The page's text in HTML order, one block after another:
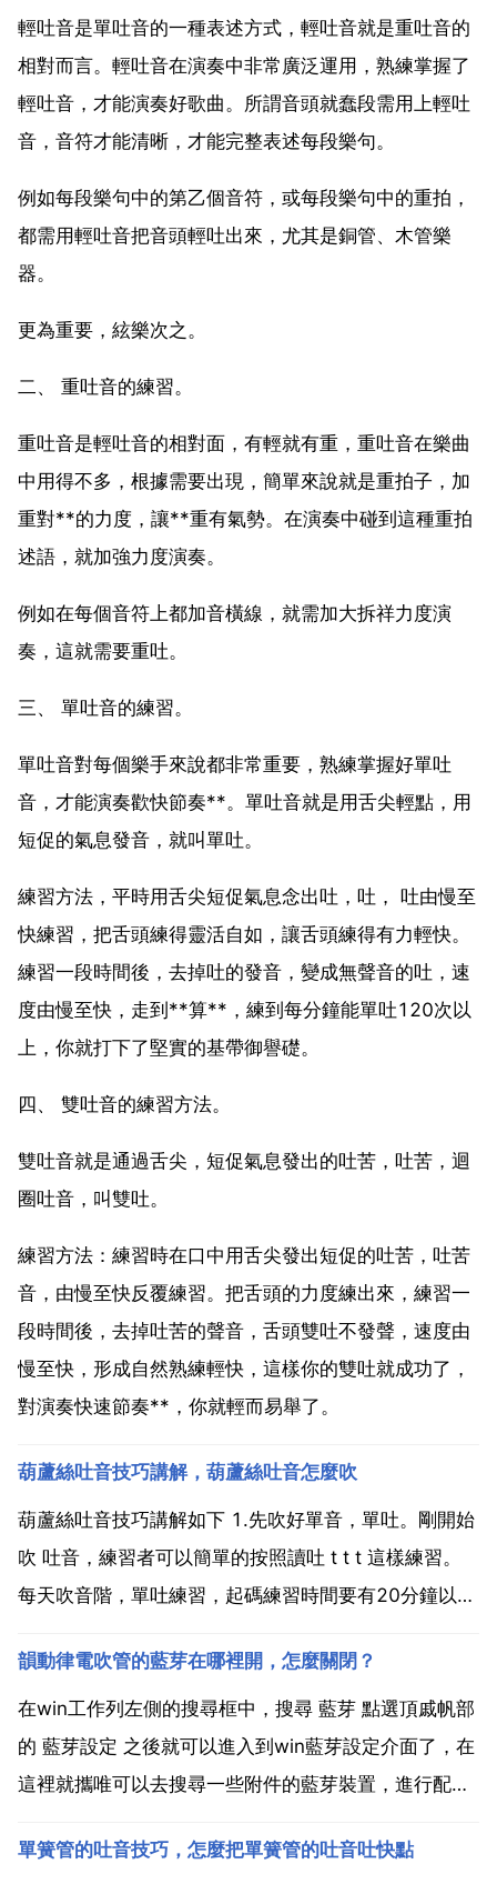
輕吐音是單吐音的一種表述方式，輕吐音就是重吐音的
相對而言。輕吐音在演奏中非常廣泛運用，熟練掌握了
輕吐音，才能演奏好歌曲。所謂音頭就蠢段需用上輕吐
音，音符才能清晰，才能完整表述每段樂句。
例如每段樂句中的第乙個音符，或每段樂句中的重拍，
都需用輕吐音把音頭輕吐出來，尤其是銅管、木管樂
器。
更為重要，絃樂次之。
二、 重吐音的練習。
重吐音是輕吐音的相對面，有輕就有重，重吐音在樂曲
中用得不多，根據需要出現，簡單來說就是重拍子，加
重對**的力度，讓**重有氣勢。在演奏中碰到這種重拍
述語，就加強力度演奏。
例如在每個音符上都加音橫線，就需加大拆祥力度演
奏，這就需要重吐。
三、 單吐音的練習。
單吐音對每個樂手來說都非常重要，熟練掌握好單吐
音，才能演奏歡快節奏**。單吐音就是用舌尖輕點，用
短促的氣息發音，就叫單吐。
練習方法，平時用舌尖短促氣息念出吐，吐， 吐由慢至
快練習，把舌頭練得靈活自如，讓舌頭練得有力輕快。
練習一段時間後，去掉吐的發音，變成無聲音的吐，速
度由慢至快，走到**算**，練到每分鐘能單吐120次以
上，你就打下了堅實的基帶御譽礎。
四、 雙吐音的練習方法。
雙吐音就是通過舌尖，短促氣息發出的吐苦，吐苦，迴
圈吐音，叫雙吐。
練習方法：練習時在口中用舌尖發出短促的吐苦，吐苦
音，由慢至快反覆練習。把舌頭的力度練出來，練習一
段時間後，去掉吐苦的聲音，舌頭雙吐不發聲，速度由
慢至快，形成自然熟練輕快，這樣你的雙吐就成功了，
對演奏快速節奏**，你就輕而易舉了。
葫蘆絲吐音技巧講解，葫蘆絲吐音怎麼吹
葫蘆絲吐音技巧講解如下 1.先吹好單音，單吐。剛開始
吹 吐音，練習者可以簡單的按照讀吐 t t t 這樣練習。
每天吹音階，單吐練習，起碼練習時間要有20分鐘以
吐苦 的格 特可 嘟咕 這樣練，先把舌頭練好，也叫舌頭
功，鍛鍊舌頭的靈敏度，這個念字法起碼...
韻動律電吹管的藍芽在哪裡開，怎麼關閉？
在win工作列左側的搜尋框中，搜尋 藍芽 點選頂戚帆部
的 藍芽設定 之後就可以進入到win藍芽設定介面了，在
這裡就攜唯可以去搜尋一些附件的藍芽裝置，進行配對
侍李鍵可以開關歲遲藍芽。羅蘭電吹管使用藍芽外放
單簧管的吐音技巧，怎麼把單簧管的吐音吐快點